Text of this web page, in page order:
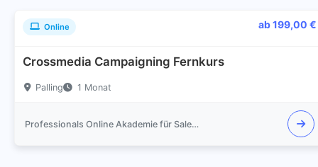
Online ab 199,00 €
Crossmedia Campaigning Fernkurs
Palling 1 Monat
Professionals Online Akademie für Sales und Marketing